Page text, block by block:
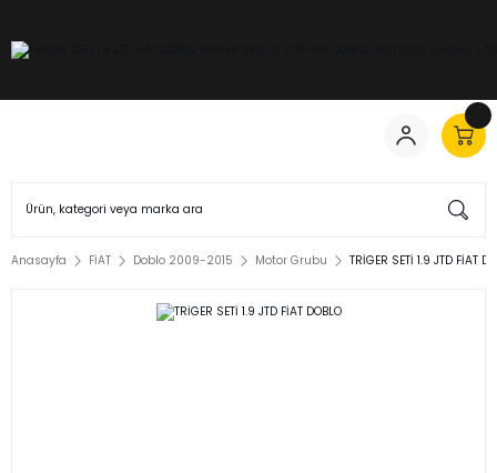
Anasayfa FİAT Doblo 2009-2015 Motor Grubu TRİGER SETİ 1.9 JTD FİAT